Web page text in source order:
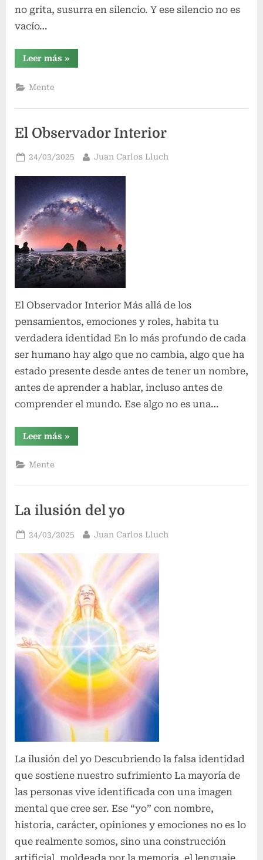
no grita, susurra en silencio. Y ese silencio no es
vacío…
Leer más “El
silencio
»
Mente
El Observador Interior
Publicado
24/03/2025 Por
Juan Carlos Lluch
El Observador Interior Más allá de los
pensamientos, emociones y roles, habita tu
verdadera identidad En lo más profundo de cada
ser humano hay algo que no cambia, algo que ha
estado presente desde antes de tener un nombre,
antes de aprender a hablar, incluso antes de
comprender el mundo. Ese algo no es una…
Leer más “El
Observador
»
Mente
La ilusión del yo
Publicado
24/03/2025 Por
Juan Carlos Lluch
La ilusión del yo Descubriendo la falsa identidad
que sostiene nuestro sufrimiento La mayoría de
las personas vive identificada con una imagen
mental que cree ser. Ese “yo” con nombre,
historia, carácter, opiniones y emociones no es lo
que realmente somos, sino una construcción